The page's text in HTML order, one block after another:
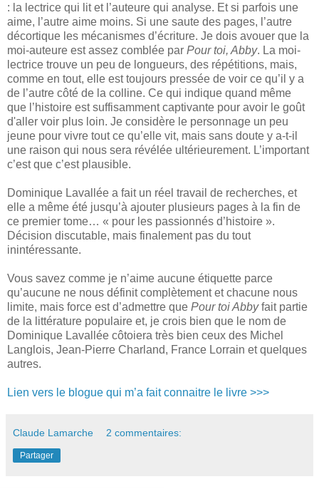
: la lectrice qui lit et l’auteure qui analyse. Et si parfois une
aime, l’autre aime moins. Si une saute des pages, l’autre
décortique les mécanismes d’écriture. Je dois avouer que la
moi-auteure est assez comblée par Pour toi, Abby. La moi-
lectrice trouve un peu de longueurs, des répétitions, mais,
comme en tout, elle est toujours pressée de voir ce qu’il y a
de l’autre côté de la colline. Ce qui indique quand même
que l’histoire est suffisamment captivante pour avoir le goût
d'aller voir plus loin. Je considère le personnage un peu
jeune pour vivre tout ce qu’elle vit, mais sans doute y a-t-il
une raison qui nous sera révélée ultérieurement. L’important
c’est que c’est plausible.
Dominique Lavallée a fait un réel travail de recherches, et
elle a même été jusqu’à ajouter plusieurs pages à la fin de
ce premier tome… « pour les passionnés d’histoire ».
Décision discutable, mais finalement pas du tout
inintéressante.
Vous savez comme je n’aime aucune étiquette parce
qu’aucune ne nous définit complètement et chacune nous
limite, mais force est d’admettre que Pour toi Abbyfait partie
de la littérature populaire et, je crois bien que le nom de
Dominique Lavallée côtoiera très bien ceux des Michel
Langlois, Jean-Pierre Charland, France Lorrain et quelques
autres.
Lien vers le blogue qui m’a fait connaitre le livre >>>
Claude Lamarche 2 commentaires:
Partager